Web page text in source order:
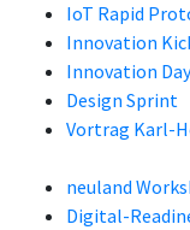
IoT Rapid
Innovation
Innovation
Design Sprint
Vortrag Karl-
neuland
Digital-